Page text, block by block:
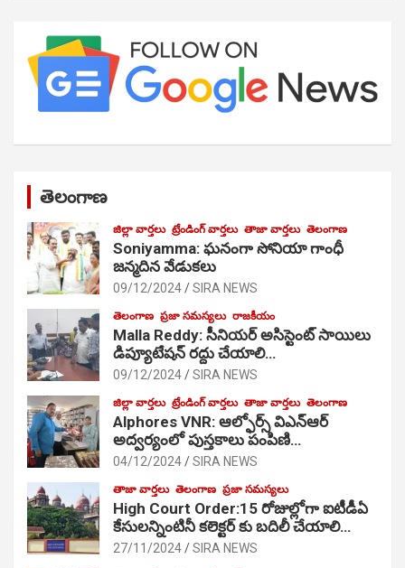
తెలంగాణ
జిల్లా వార్తలు ట్రేండింగ్ వార్తలు తాజా వార్తలు తెలంగాణ
Soniyamma: ఘ‌నంగా సోనియా గాంధీ
జ‌న్మ‌దిన వేడుక‌లు
09/12/2024 SIRA NEWS
తెలంగాణ ప్రజా సమస్యలు రాజకీయం
Malla Reddy: సీనియర్ అసిస్టెంట్ సాయిలు
డిప్యూటేషన్ రద్దు చేయాలి…
09/12/2024 SIRA NEWS
జిల్లా వార్తలు ట్రేండింగ్ వార్తలు తాజా వార్తలు తెలంగాణ
Alphores VNR: ఆల్ఫోర్స్ విఎన్ఆర్
అద్వర్యంలో పుస్తకాలు పంపిణి…
04/12/2024 SIRA NEWS
తాజా వార్తలు తెలంగాణ ప్రజా సమస్యలు
High Court Order:15 రోజుల్లోగా ఐటీడీఏ
కేసులన్నింటినీ కలెక్టర్ కు బదిలీ చేయాలి…
27/11/2024 SIRA NEWS